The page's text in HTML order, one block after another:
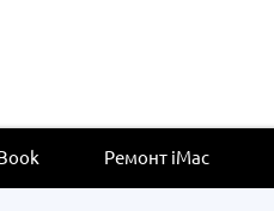
Ремонт iMac